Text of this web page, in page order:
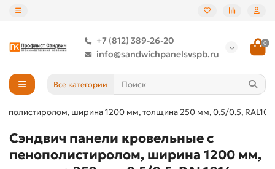
+7 (812) 389-26-20
info@sandwichpanelsvspb.ru
0
Все категории
ширина 1200 мм, толщина 250 мм, 0.5/0.5,
Сэндвич панели кровельные с
пенополистиролом, ширина 1200 мм,